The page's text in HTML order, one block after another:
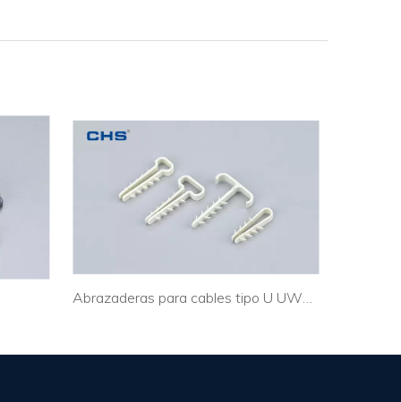
Abrazaderas para cables tipo U UWP6-10